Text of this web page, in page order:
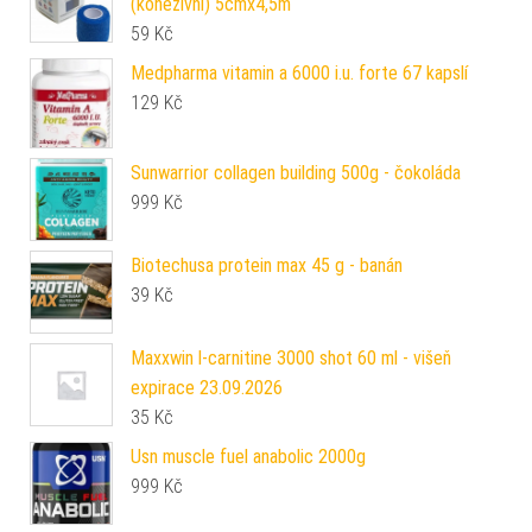
59 Kč
Medpharma vitamin a 6000 i.u. forte 67 kapslí
129 Kč
Sunwarrior collagen building 500g - čokoláda
999 Kč
Biotechusa protein max 45 g - banán
39 Kč
Maxxwin l-carnitine 3000 shot 60 ml - višeň
expirace 23.09.2026
35 Kč
Usn muscle fuel anabolic 2000g
999 Kč